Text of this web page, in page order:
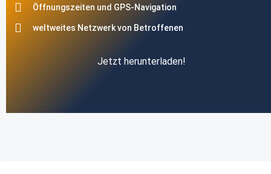
Öffnungszeiten und GPS-Navigation
weltweites Netzwerk von Betroffenen
Jetzt herunterladen!